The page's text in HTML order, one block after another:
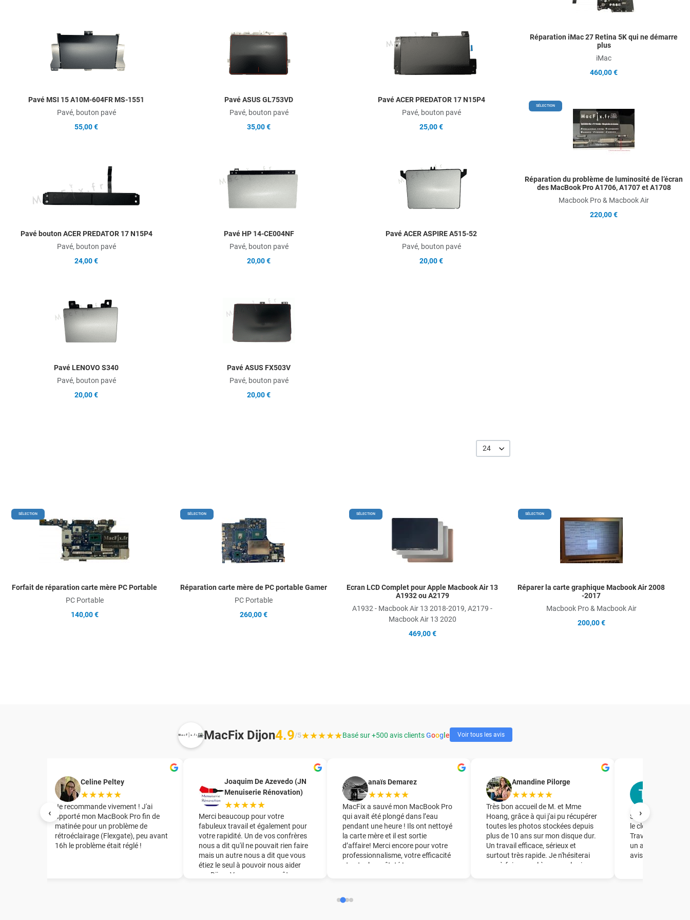
Pavé MSI 15 A10M-604FR MS-1551
Pavé, bouton pavé
55,00 €
Add to Compare
Pavé ASUS GL753VD
Pavé, bouton pavé
35,00 €
Pavé ACER PREDATOR 17 N15P4
Pavé, bouton pavé
25,00 €
Add to Compare
Pavé bouton ACER PREDATOR 17 N15P4
Pavé, bouton pavé
24,00 €
Pavé HP 14-CE004NF
Pavé, bouton pavé
20,00 €
Add to Compare
Pavé ACER ASPIRE A515-52
Pavé, bouton pavé
20,00 €
Pavé LENOVO S340
Pavé, bouton pavé
20,00 €
Pavé ASUS FX503V
Pavé, bouton pavé
20,00 €
24
Réparation iMac 27 Retina 5K qui ne démarre
plus
iMac
460,00 €
SÉLECTION
Réparation du problème de luminosité de l’écran
des MacBook Pro A1706, A1707 et A1708
Macbook Pro & Macbook Air
220,00 €
SÉLECTION Add to Wishlist
Forfait de réparation carte mère PC Portable
PC Portable
140,00 €
SÉLECTION Add to Wishlist
Réparation carte mère de PC portable Gamer
PC Portable
260,00 €
SÉLECTION Add to Wishlist
Ecran LCD Complet pour Apple Macbook Air 13
A1932 ou A2179
A1932 - Macbook Air 13 2018-2019, A2179 -
Macbook Air 13 2020
469,00 €
SÉLECTION
Réparer la carte graphique Macbook Air 2008
-2017
Macbook Pro & Macbook Air
200,00 €
‹ ›
MacFix Dijon4.9/5★★★★★Basé sur +500 avis clientsGoog e Voir tous les avis
Celine Peltey
★★★★★
Je recommande vivement ! J'ai
apporté mon MacBook Pro fin de
matinée pour un problème de
rétroéclairage (Flexgate), peu avant
16h le problème était réglé !
Joaquim De Azevedo (JN
Menuiserie Rénovation)
★★★★★
Merci beaucoup pour votre
fabuleux travail et également pour
votre rapidité. Un de vos confrères
nous a dit qu'il ne pouvait rien faire
mais un autre nous a dit que vous
étiez le seul à pouvoir nous aider
sur Dijon. Vous nous avez ôter une
anaïs Demarez
★★★★★
MacFix a sauvé mon MacBook Pro
qui avait été plongé dans l’eau
pendant une heure ! Ils ont nettoyé
la carte mère et il est sortie
d’affaire! Merci encore pour votre
professionnalisme, votre efficacité
et votre honnêteté !
Amandine Pilorge
★★★★★
Très bon accueil de M. et Mme
Hoang, grâce à qui j'ai pu récupérer
toutes les photos stockées depuis
plus de 10 ans sur mon disque dur.
Un travail efficace, sérieux et
surtout très rapide. Je n'hésiterai
pas à faire appel à ce couple si
Société à laquelle
le clonage d'un
Travail parfait en
un accueil de
avisés.